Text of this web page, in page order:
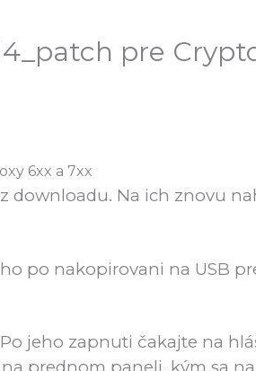
pre
6xx a 7xx
downloadu. Na ich znovu
po nakopirovani na USB
jeho zapnuti čakajte na